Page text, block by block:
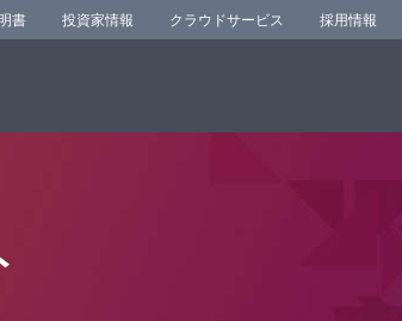
書 投資家情報 クラウドサービス 採用情報